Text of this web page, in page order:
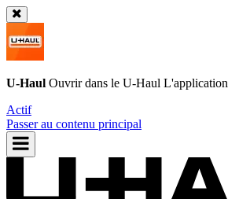
U-Haul Ouvrir dans le U-Haul L'application
Actif
Passer au contenu principal